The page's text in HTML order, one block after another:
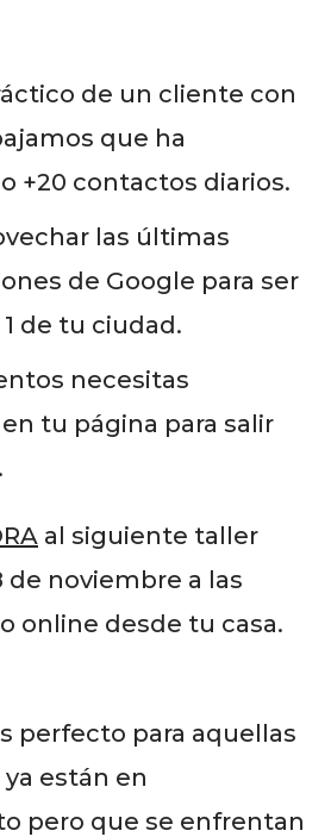
de un cliente con
que ha
+20 contactos diarios.
las últimas
de Google para ser
de tu ciudad.
necesitas
tu página para salir
al siguiente taller
de noviembre a las
online desde tu casa.
perfecto para aquellas
están en
pero que se enfrentan